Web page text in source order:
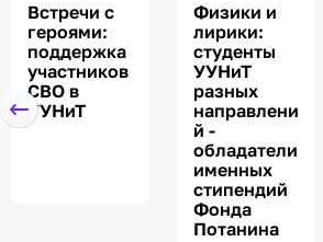
Встречи с
героями:
поддержка
участников
СВО в
УУНиТ
Физики и
лирики:
студенты
УУНиТ
разных
направлени
й -
обладатели
именных
стипендий
Фонда
Потанина